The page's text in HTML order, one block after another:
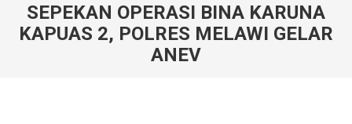
SEPEKAN OPERASI BINA KARUNA
KAPUAS 2, POLRES MELAWI GELAR
ANEV